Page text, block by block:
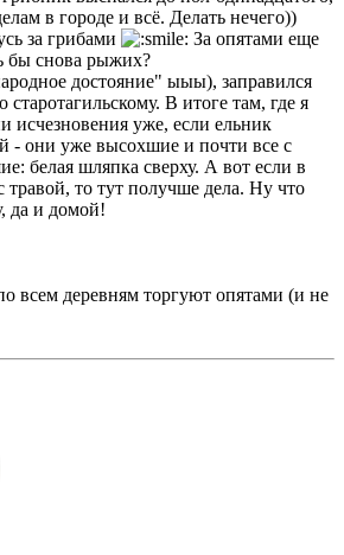
в городе и всё. Делать нечего))
за грибами
За опятами еще
бы снова рыжих?
достояние" ыыы), заправился
В итоге там, где я
исчезновения уже, если ельник
- они уже высохшие и почти все с
белая шляпка сверху. А вот если в
травой, то тут получше дела. Ну что
да и домой!
всем деревням торгуют опятами (и не